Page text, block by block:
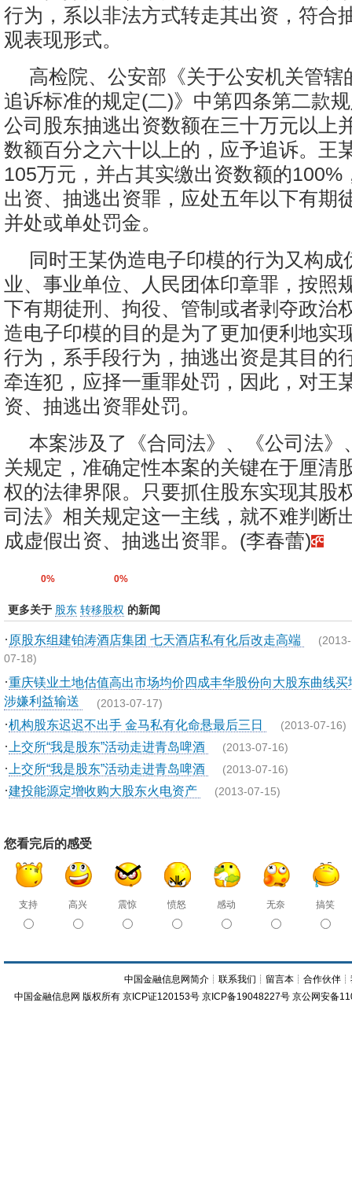
行为，系以非法方式转走其出资，符合
观表现形式。
高检院、公安部《关于公安机关管辖
追诉标准的规定(二)》中第四条第二款
公司股东抽逃出资数额在三十万元以上
数额百分之六十以上的，应予追诉。王
105万元，并占其实缴出资数额的100%
出资、抽逃出资罪，应处五年以下有期
并处或单处罚金。
同时王某伪造电子印模的行为又构成
业、事业单位、人民团体印章罪，按照
下有期徒刑、拘役、管制或者剥夺政治
造电子印模的目的是为了更加便利地实
行为，系手段行为，抽逃出资是其目的
牵连犯，应择一重罪处罚，因此，对王
资、抽逃出资罪处罚。
本案涉及了《合同法》、《公司法》
关规定，准确定性本案的关键在于厘清
权的法律界限。只要抓住股东实现其股
司法》相关规定这一主线，就不难判断
成虚假出资、抽逃出资罪。(李春蕾)
0% 0%
更多关于 股东 转移股权 的新闻
· 原股东组建铂涛酒店集团 七天酒店私有化后改走高端 (2013-
07-18)
·重庆镁业土地估值高出市场均价四成丰华股份向大股东曲线买
涉嫌利益输送 (2013-07-17)
·机构股东迟迟不出手 金马私有化命悬最后三日 (2013-07-16)
· 上交所“我是股东”活动走进青岛啤酒 (2013-07-16)
· 上交所“我是股东”活动走进青岛啤酒 (2013-07-16)
·建投能源定增收购大股东火电资产 (2013-07-15)
您看完后的感受
支持 高兴 震惊 愤怒 感动 无奈 搞笑
中国金融信息网简介 ┊联系我们 ┊ 留言本 ┊合作伙伴 ┊
中国金融信息网 版权所有 京ICP证120153号 京ICP备19048227号 京公网安备